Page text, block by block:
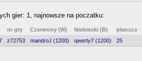
gier: 1, najnowsze na poczatku:
nr gry Czerwony (W) Niebieski (B)
plansza
z72753 mandroJ (1200) qwerty7 (1200) 25